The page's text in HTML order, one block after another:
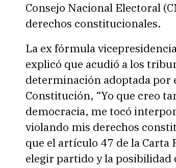
Consejo Nacional Electoral
derechos constitucionales.
La ex fórmula
explicó que acudió a los
determinación adoptada por
Constitución, “Yo que creo
democracia, me tocó
violando mis derechos
que el artículo 47 de la
elegir partido y la posibilidad